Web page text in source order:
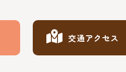
交通アクセス